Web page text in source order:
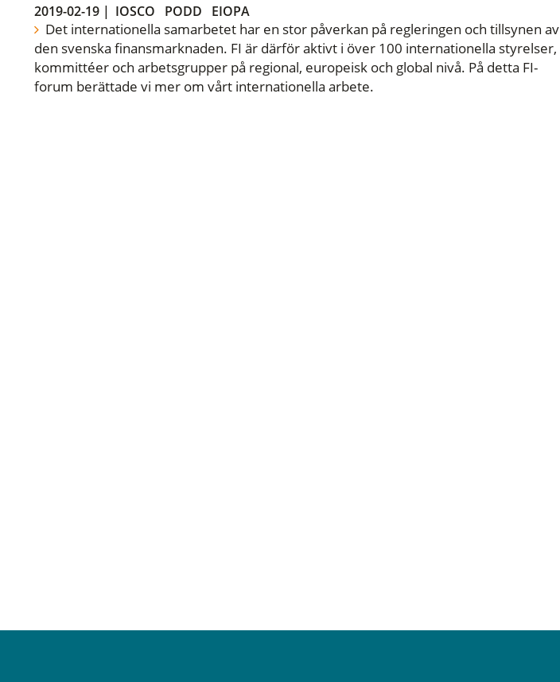
2019-02-19| IOSCO PODD EIOPA
Det internationella samarbetet har en stor påverkan på regleringen och tillsynen av
den svenska finansmarknaden. FI är därför aktivt i över 100 internationella styrelser,
kommittéer och arbetsgrupper på regional, europeisk och global nivå. På detta FI-
forum berättade vi mer om vårt internationella arbete.